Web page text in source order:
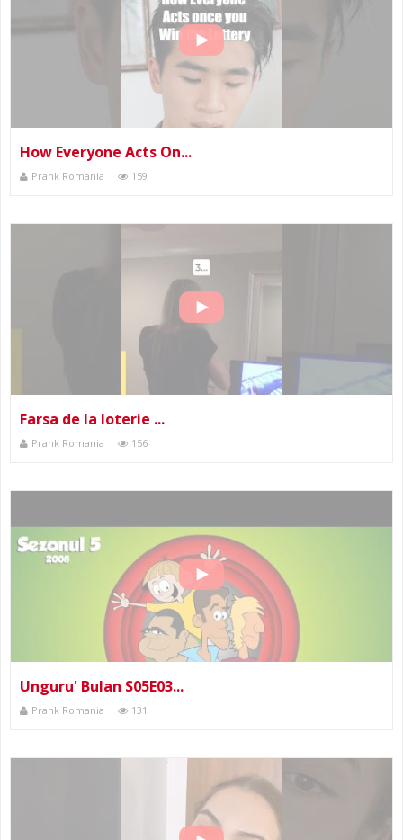
How Everyone Acts On...
Prank Romania 159
Farsa de la loterie ...
Prank Romania 156
Unguru' Bulan S05E03...
Prank Romania 131